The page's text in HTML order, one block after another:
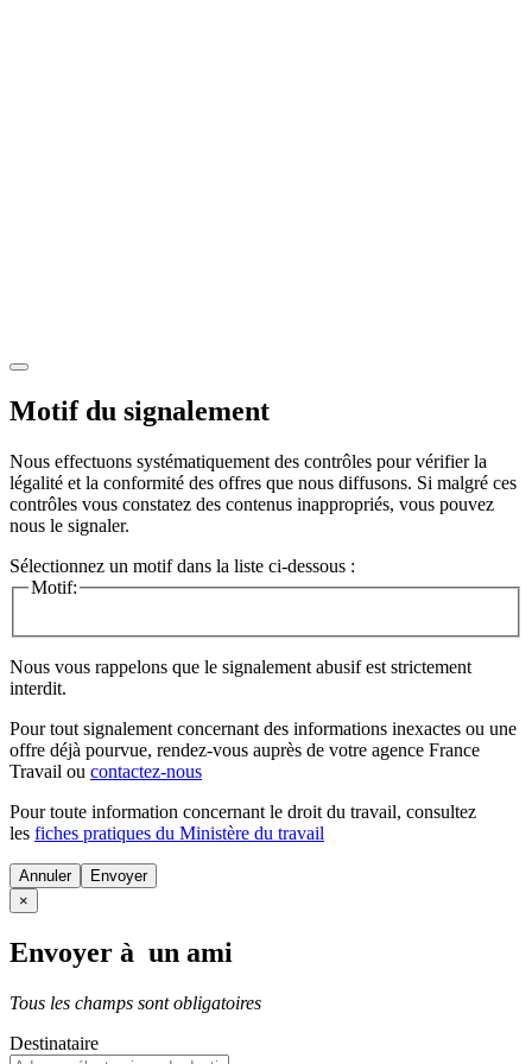
Motif du signalement
Nous effectuons systématiquement des contrôles pour vérifier la
légalité et la conformité des offres que nous diffusons. Si malgré ces
contrôles vous constatez des contenus inappropriés, vous pouvez
nous le signaler.
Sélectionnez un motif dans la liste ci-dessous :
Motif:
Nous vous rappelons que le signalement abusif est strictement
interdit.
Pour tout signalement concernant des informations inexactes ou une
offre déjà pourvue, rendez-vous auprès de votre agence France
Travail ou contactez-nous
Pour toute information concernant le droit du travail, consultez
les fiches pratiques du Ministère du travail
Annuler
×
Envoyer à un ami
Tous les champs sont obligatoires
Destinataire